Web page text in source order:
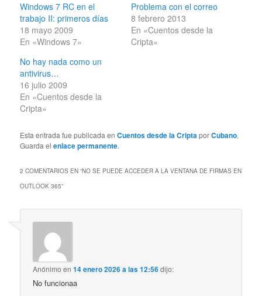
Windows 7 RC en el
trabajo II: primeros días
18 mayo 2009
En «Windows 7»
Problema con el correo
8 febrero 2013
En «Cuentos desde la
Cripta»
No hay nada como un
antivirus…
16 julio 2009
En «Cuentos desde la
Cripta»
Esta entrada fue publicada enCuentos desde la CriptaporCubano.
Guarda elenlace permanente.
2 COMENTARIOS EN “NO SE PUEDE ACCEDER A LA VENTANA DE FIRMAS EN
OUTLOOK 365”
Anónimo en14 enero 2026 a las 12:56dijo:
No funcionaa